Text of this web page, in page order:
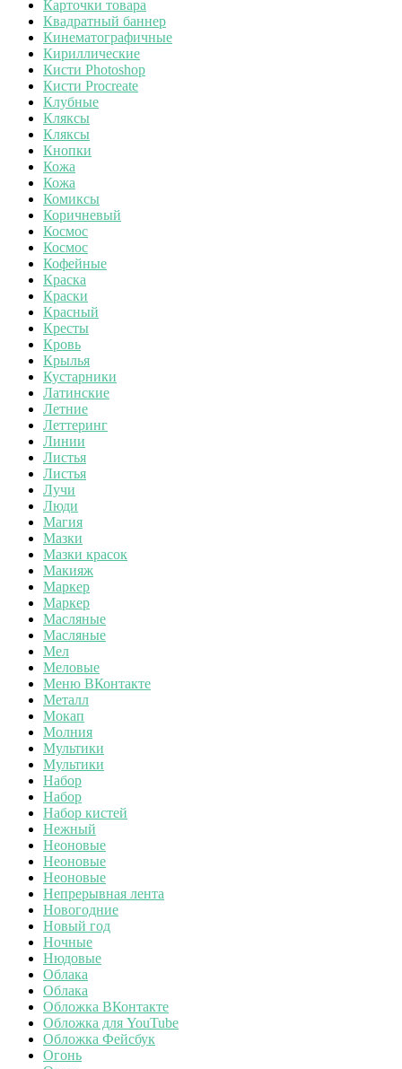
Карточки товара
Квадратный баннер
Кинематографичные
Кириллические
Кисти Photoshop
Кисти Procreate
Клубные
Кляксы
Кляксы
Кнопки
Кожа
Кожа
Комиксы
Коричневый
Космос
Космос
Кофейные
Краска
Краски
Красный
Кресты
Кровь
Крылья
Кустарники
Латинские
Летние
Леттеринг
Линии
Листья
Листья
Лучи
Люди
Магия
Мазки
Мазки красок
Макияж
Маркер
Маркер
Масляные
Масляные
Мел
Меловые
Меню ВКонтакте
Металл
Мокап
Молния
Мультики
Мультики
Набор
Набор
Набор кистей
Нежный
Неоновые
Неоновые
Неоновые
Непрерывная лента
Новогодние
Новый год
Ночные
Нюдовые
Облака
Облака
Обложка ВКонтакте
Обложка для YouTube
Обложка Фейсбук
Огонь